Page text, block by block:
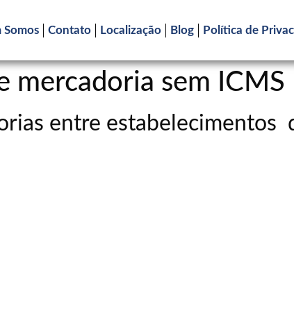
Somos Contato Localização Blog Política de
mercadoria sem ICMS
entre estabelecimentos